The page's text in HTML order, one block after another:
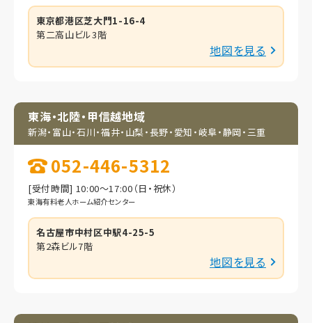
東京都港区芝大門1-16-4
第二高山ビル3階
地図を見る
東海・北陸・甲信越地域
新潟・富山・石川・福井・ 山梨・長野・愛知・岐阜・静岡・三重
052-446-5312
[受付時間] 10:00～17:00（日・祝休）
東海有料老人ホーム紹介センター
名古屋市中村区中駅4-25-5
第2森ビル7階
地図を見る